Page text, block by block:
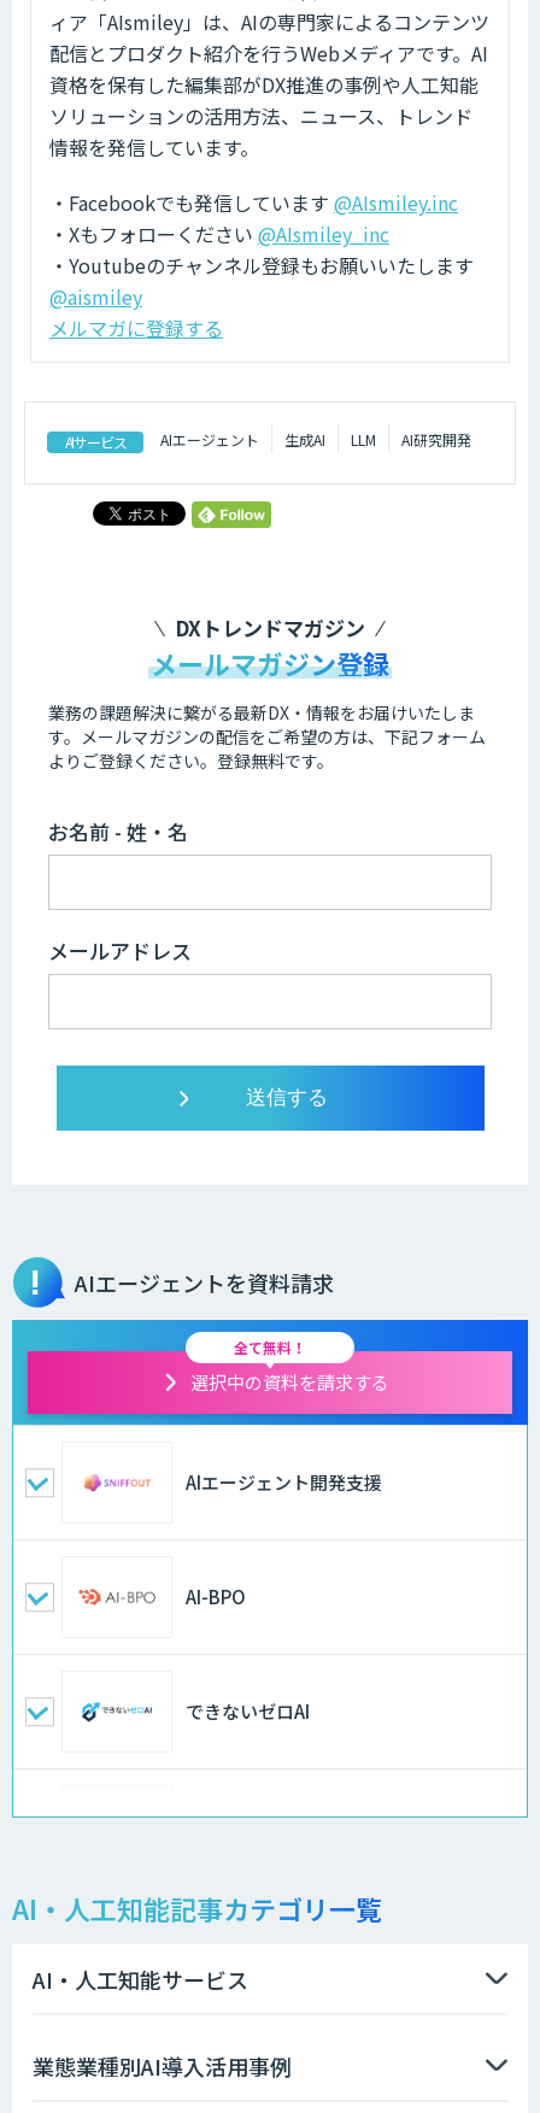
ィア「AIsmiley」は、AIの専門家によるコンテンツ
配信とプロダクト紹介を行うWebメディアです。AI
資格を保有した編集部がDX推進の事例や人工知能
ソリューションの活用方法、ニュース、トレンド
情報を発信しています。
・Facebookでも発信しています @AIsmiley.inc
・Xもフォローください @AIsmiley_inc
・Youtubeのチャンネル登録もお願いいたします
@aismiley
メルマガに登録する
AIサービス AIエージェント 生成AI LLM AI研究開発
DXトレンドマガジン
メールマガジン登録
業務の課題解決に繋がる最新DX・情報をお届けいたしま
す。 メールマガジンの配信をご希望の方は、下記フォーム
よりご登録ください。登録無料です。
お名前 - 姓・名
メールアドレス
AIエージェントを資料請求
全て無料！
選択中の資料を請求する
AIエージェント開発支援
AI-BPO
できないゼロAI
Docify（ドシファイ）
imprai ezKotae
AI・人工知能記事カテゴリ一覧
AI・人工知能サービス
業態業種別AI導入活用事例